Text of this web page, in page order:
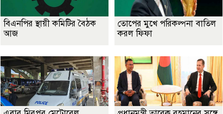
বিএনপির স্থায়ী কমিটির বৈঠক
আজ
তোপের মুখে পরিকল্পনা বাতিল
করল ফিফা